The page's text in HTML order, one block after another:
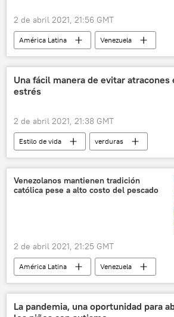
2 de abril 2021, 21:56 GMT
América Latina
Venezuela
Semana Santa
Una fácil manera de evitar
estrés
2 de abril 2021, 21:38 GMT
Estilo de vida
verduras
🥚 Alimentación
azúcar
Venezolanos mantienen tradición
católica pese a alto costo del pescado
2 de abril 2021, 21:25 GMT
América Latina
Venezuela
Semana Santa
La pandemia, una oportunidad para